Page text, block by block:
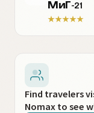
МиГ-21
★★★★★
Find travelers
Nomax to see